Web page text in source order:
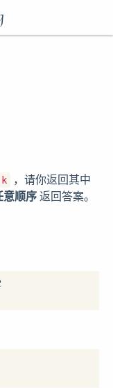
k
，请你返回其中
意顺序返回答案。